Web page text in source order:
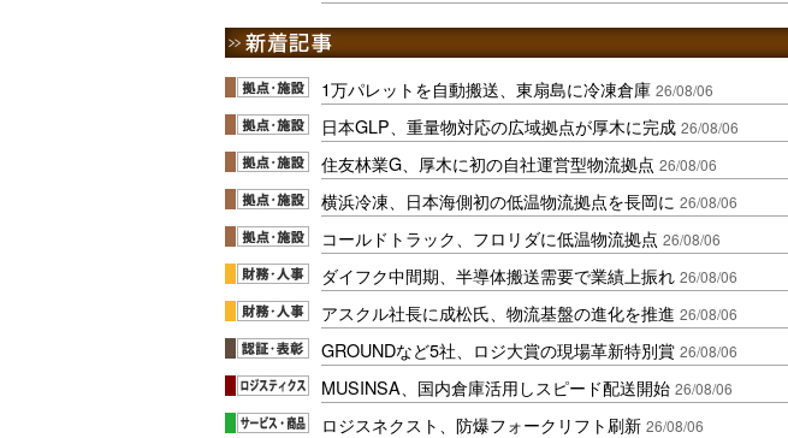
1万パレットを自動搬送、東扇島に冷凍倉庫 26/08/06
日本GLP、重量物対応の広域拠点が厚木に完成 26/08/06
住友林業G、厚木に初の自社運営型物流拠点 26/08/06
横浜冷凍、日本海側初の低温物流拠点を長岡に 26/08/06
コールドトラック、フロリダに低温物流拠点 26/08/06
ダイフク中間期、半導体搬送需要で業績上振れ 26/08/06
アスクル社長に成松氏、物流基盤の進化を推進 26/08/06
GROUNDなど5社、ロジ大賞の現場革新特別賞 26/08/06
MUSINSA、国内倉庫活用しスピード配送開始 26/08/06
ロジスネクスト、防爆フォークリフト刷新 26/08/06